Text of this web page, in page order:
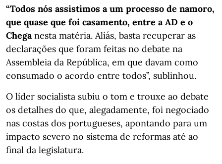
“Todos nós assistimos a um processo de namoro,
que quase que foi casamento, entre a AD e o
Chega nesta matéria. Aliás, basta recuperar as
declarações que foram feitas no debate na
Assembleia da República, em que davam como
consumado o acordo entre todos”, sublinhou.
O líder socialista subiu o tom e trouxe ao debate
os detalhes do que, alegadamente, foi negociado
nas costas dos portugueses, apontando para um
impacto severo no sistema de reformas até ao
final da legislatura.